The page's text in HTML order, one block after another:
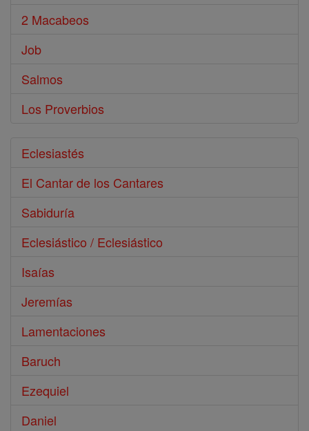
2 Macabeos
Job
Salmos
Los Proverbios
Eclesiastés
El Cantar de los Cantares
Sabiduría
Eclesiástico / Eclesiástico
Isaías
Jeremías
Lamentaciones
Baruch
Ezequiel
Daniel